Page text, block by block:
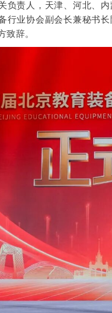
负责人，天津、河北、
行业协会副会长兼秘书
致辞。